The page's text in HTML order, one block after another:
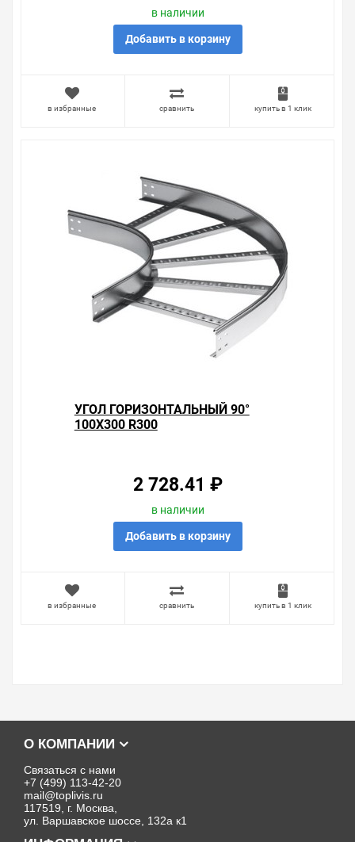
в наличии
Добавить в корзину
в избранные сравнить купить в 1 клик
УГОЛ ГОРИЗОНТАЛЬНЫЙ 90°
100X300 R300
2 728.41 ₽
в наличии
Добавить в корзину
в избранные сравнить купить в 1 клик
О КОМПАНИИ
Связаться с нами
+7 (499) 113-42-20
mail@toplivis.ru
117519, г. Москва,
ул. Варшавское шоссе, 132а к1